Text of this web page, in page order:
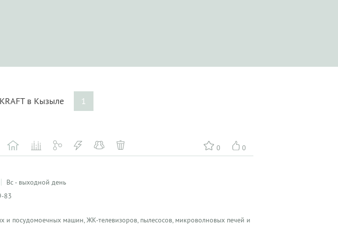
в Кызыле 1
0 0
Вс - выходной день
83
и посудомоечных машин, ЖК-телевизоров, пылесосов, микроволновых печей и